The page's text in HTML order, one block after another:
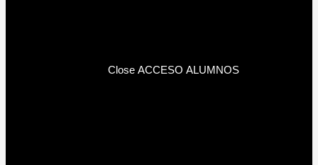
Close ACCESO ALUMNOS